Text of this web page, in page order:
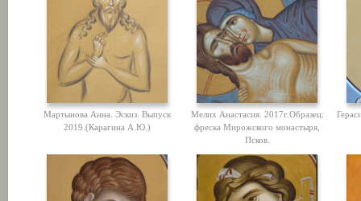
Мартынова Анна. Эскиз. Выпуск
2019.(Карагина А.Ю.)
Мелих Анастасия. 2017г.Образец:
фреска Мирожского монастыря,
Псков.